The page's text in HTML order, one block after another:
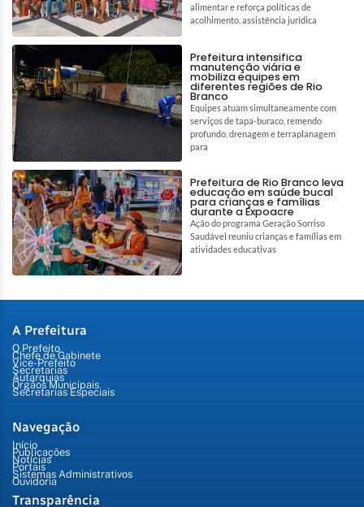
alimentar e reforça políticas de
acolhimento, assistência jurídica
Prefeitura intensifica
manutenção viária e
mobiliza equipes em
diferentes regiões de Rio
Branco
Equipes atuam simultaneamente com
serviços de tapa-buraco, remendo
profundo, drenagem e terraplanagem
para
Prefeitura de Rio Branco leva
educação em saúde bucal
para crianças e famílias
durante a Expoacre
Ação do programa Geração Sorriso
Saudável reuniu crianças e famílias em
atividades educativas
A Prefeitura
O Prefeito
Chefe de Gabinete
Vice-Prefeito
Secretarias
Autarquias
Órgãos Municipais
Secretarias Especiais
Navegação
Início
Publicações
Notícias
Portais
Sistemas Administrativos
Ouvidoria
Transparência